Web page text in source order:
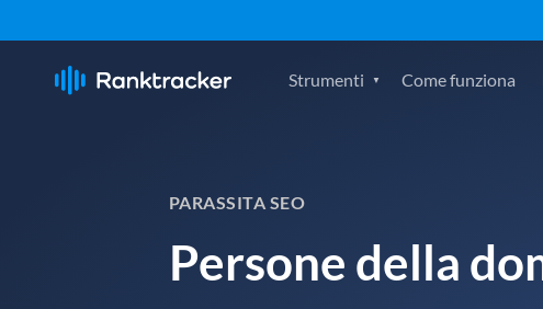
Strumenti Come funziona
PARASSITA SEO
Persone della